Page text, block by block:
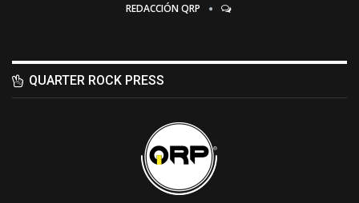
REDACCIÓN QRP
QUARTER ROCK PRESS